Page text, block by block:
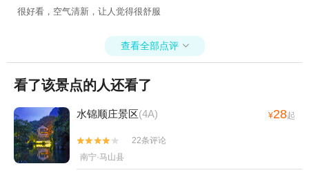
很好看，空气清新，让人觉得很舒服
查看全部点评 
看了该景点的人还看了
水锦顺庄景区(4A) ¥28起


22条评论
南宁·马山县